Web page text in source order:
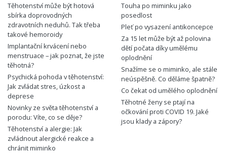
Těhotenství může být hotová
sbírka doprovodných
zdravotních neduhů. Tak třeba
takové hemoroidy
Implantační krvácení nebo
menstruace – jak poznat, že jste
těhotná?
Psychická pohoda v těhotenství:
Jak zvládat stres, úzkost a
deprese
Novinky ze světa těhotenství a
porodu: Víte, co se děje?
Těhotenství a alergie: Jak
zvládnout alergické reakce a
chránit miminko
Touha po miminku jako
posedlost
Pleť po vysazení antikoncepce
Za 15 let může být až polovina
dětí počata díky umělému
oplodnění
Snažíme se o miminko, ale stále
neúspěšně. Co děláme špatně?
Co čekat od umělého oplodnění
Těhotné ženy se ptají na
očkování proti COVID 19. Jaké
jsou klady a zápory?